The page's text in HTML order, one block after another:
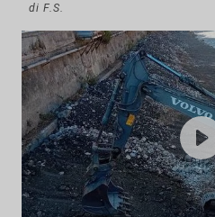
di F.S.